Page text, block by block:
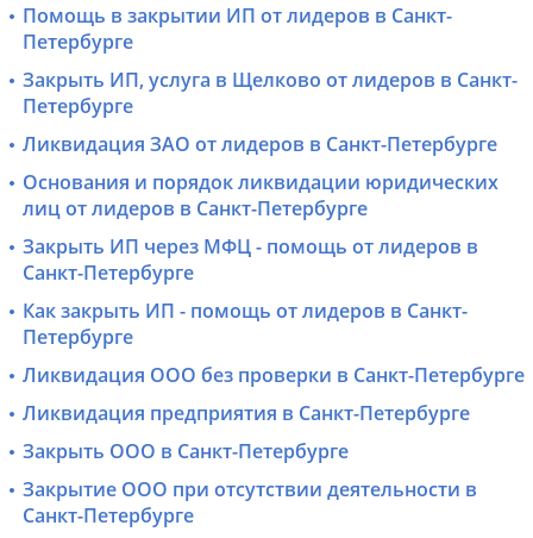
Помощь в закрытии ИП от лидеров в Санкт-
Петербурге
Закрыть ИП, услуга в Щелково от лидеров в Санкт-
Петербурге
Ликвидация ЗАО от лидеров в Санкт-Петербурге
Основания и порядок ликвидации юридических
лиц от лидеров в Санкт-Петербурге
Закрыть ИП через МФЦ - помощь от лидеров в
Санкт-Петербурге
Как закрыть ИП - помощь от лидеров в Санкт-
Петербурге
Ликвидация ООО без проверки в Санкт-Петербурге
Ликвидация предприятия в Санкт-Петербурге
Закрыть ООО в Санкт-Петербурге
Закрытие ООО при отсутствии деятельности в
Санкт-Петербурге